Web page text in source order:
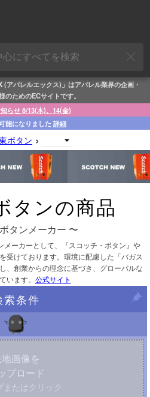
パレルエックス)」はアパレル業界の企画・
のためのECサイトです。
らせ 8/13(木)、14(金)
能になりました 詳細
ボタン ›
タンの商品
タンメーカー 〜
ーカーとして、『スコッチ・ボタン』や
受けております。環境に配慮した「バガス
、創業からの理念に基づき、グローバルな
います。 公式サイト
索条件
画像を
プロード
またはクリック